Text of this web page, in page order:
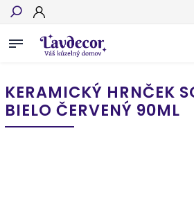
KERAMICKÝ HRNČEK
BIELO ČERVENÝ 90ML